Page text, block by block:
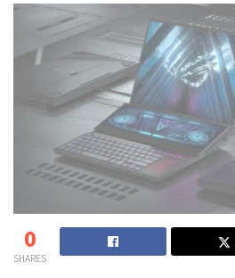
0
SHARES